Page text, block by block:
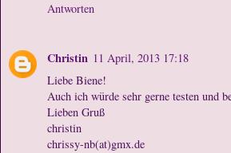
Antworten
Christin 11 April, 2013 17:18
Liebe Biene!
Auch ich würde sehr gerne testen und
Lieben Gruß
christin
chrissy-nb(at)gmx.de